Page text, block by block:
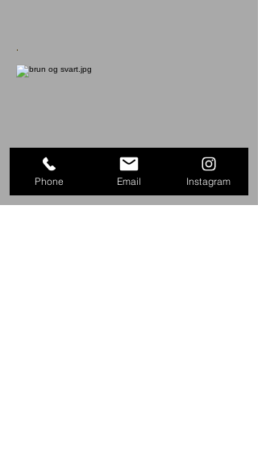
.
Phone Email Instagram